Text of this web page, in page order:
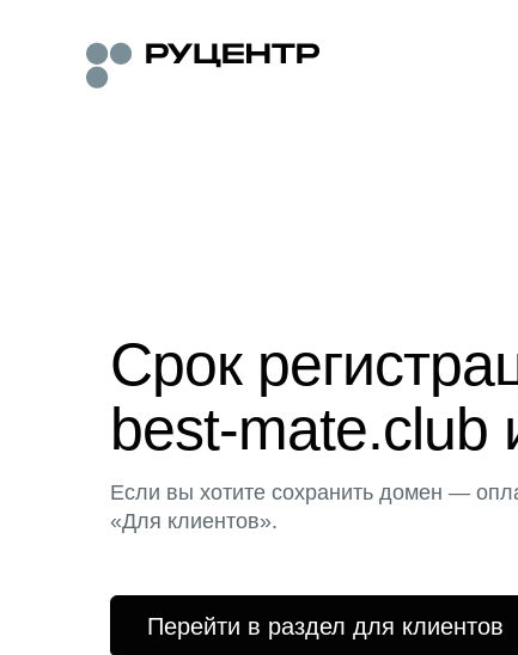
Срок
best-mate.club
Если вы хотите сохранить домен —
«Для клиентов».
Перейти в раздел для клиентов